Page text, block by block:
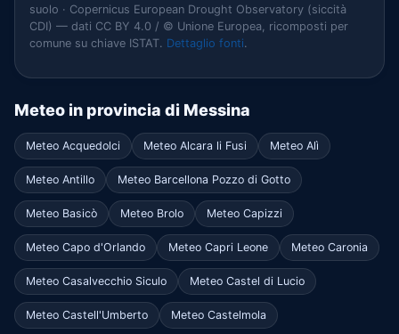
suolo · Copernicus European Drought Observatory (siccità
CDI) — dati CC BY 4.0 / © Unione Europea, ricomposti per
comune su chiave ISTAT. Dettaglio fonti.
Meteo in provincia di Messina
Meteo Acquedolci Meteo Alcara li Fusi Meteo Alì
Meteo Antillo Meteo Barcellona Pozzo di Gotto
Meteo Basicò Meteo Brolo Meteo Capizzi
Meteo Capo d'Orlando Meteo Capri Leone Meteo Caronia
Meteo Casalvecchio Siculo Meteo Castel di Lucio
Meteo Castell'Umberto Meteo Castelmola